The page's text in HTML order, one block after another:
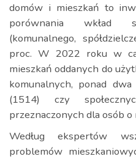
domów i mieszkań to
porównania wkład
(komunalnego,
proc. W 2022 roku w
mieszkań oddanych do
komunalnych, ponad
(1514) czy
przeznaczonych dla osób o
Według ekspertów
problemów